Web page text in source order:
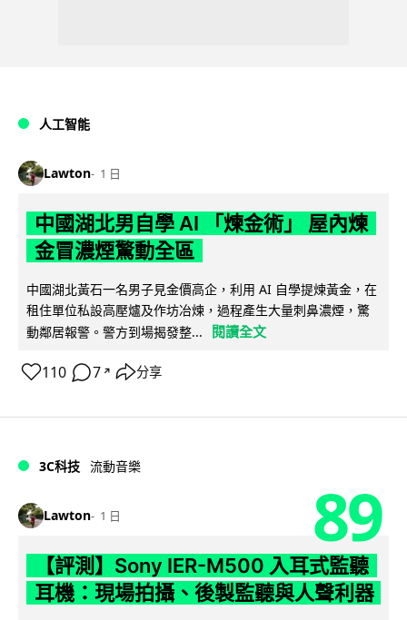
人工智能
Lawton 1 日
中國湖北男自學 AI 「煉金術」 屋內煉
金冒濃煙驚動全區
中國湖北黃石一名男子見金價高企，利用 AI 自學提煉黃金，在
租住單位私設高壓爐及作坊冶煉，過程產生大量刺鼻濃煙，驚
動鄰居報警。警方到場揭發整...
閱讀全文
110 7 ↗ 分享
3C科技 流動音樂
Lawton 1 日 89
【評測】Sony IER-M500 入耳式監聽
耳機：現場拍攝、後製監聽與人聲利器